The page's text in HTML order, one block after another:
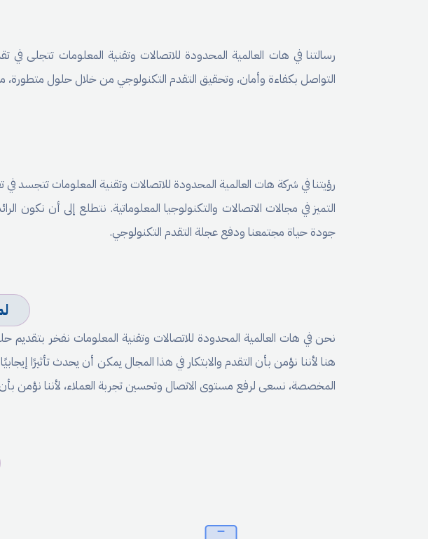
رسالتنا في هات العالمية المحدودة للاتصالات وتقنية المعلومات تتجلى
التواصل بكفاءة وأمان، وتحقيق التقدم التكنولوجي من خلال حلول متطورة،
رؤيتنا في شركة هات العالمية المحدودة للاتصالات وتقنية المعلومات
التميز في مجالات الاتصالات والتكنولوجيا المعلوماتية. نتطلع إلى أن
جودة حياة مجتمعنا ودفع عجلة التقدم التكنولوجي.
نحن في هات العالمية المحدودة للاتصالات وتقنية المعلومات نفخر بتقديم
هنا لأننا نؤمن بأن التقدم والابتكار في هذا المجال يمكن أن يحدث تأثيرًا
المخصصة، نسعى لرفع مستوى الاتصال وتحسين تجربة العملاء، لأننا نؤمن بأن